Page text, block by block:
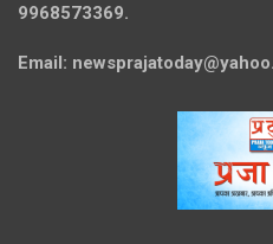
9968573369.
Email: